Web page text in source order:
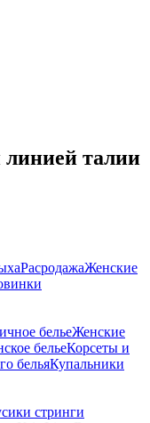
талии
РасродажаЖенские
бельеЖенские
бельеКорсеты и
бельяКупальники
стринги